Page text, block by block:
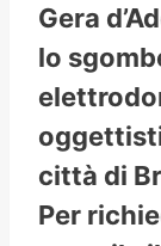
Gera
lo
città di
Per